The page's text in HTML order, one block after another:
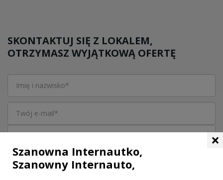
SKONTAKTUJ SIĘ Z LOKALEM,
OTRZYMASZ WYJĄTKOWĄ OFERTĘ
×
Szanowna Internautko,
Szanowny Internauto,